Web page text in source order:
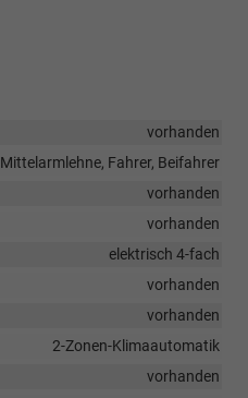
vorhanden
Mittelarmlehne, Fahrer, Beifahrer
vorhanden
vorhanden
elektrisch 4-fach
vorhanden
vorhanden
2-Zonen-Klimaautomatik
vorhanden